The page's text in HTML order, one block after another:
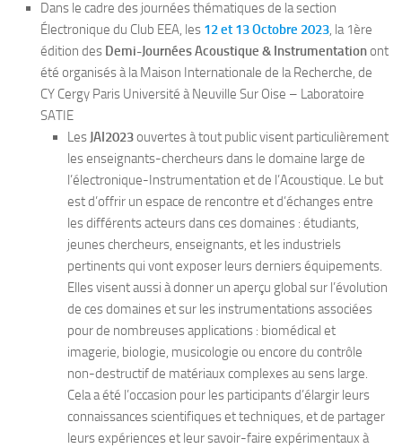
Dans le cadre des journées thématiques de la section
Électronique du Club EEA, les 12 et 13 Octobre 2023, la 1ère
édition des Demi-Journées Acoustique & Instrumentationont
été organisés à la Maison Internationale de la Recherche, de
CY Cergy Paris Université à Neuville Sur Oise – Laboratoire
SATIE
Les JAI2023ouvertes à tout public visent particulièrement
les enseignants-chercheurs dans le domaine large de
l’électronique-Instrumentation et de l’Acoustique. Le but
est d’offrir un espace de rencontre et d’échanges entre
les différents acteurs dans ces domaines : étudiants,
jeunes chercheurs, enseignants, et les industriels
pertinents qui vont exposer leurs derniers équipements.
Elles visent aussi à donner un aperçu global sur l’évolution
de ces domaines et sur les instrumentations associées
pour de nombreuses applications : biomédical et
imagerie, biologie, musicologie ou encore du contrôle
non-destructif de matériaux complexes au sens large.
Cela a été l’occasion pour les participants d’élargir leurs
connaissances scientifiques et techniques, et de partager
leurs expériences et leur savoir-faire expérimentaux à